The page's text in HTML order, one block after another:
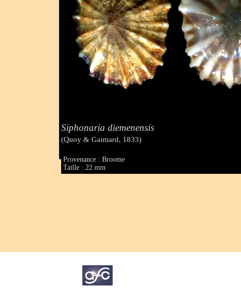
Siphonaria diemenensis
(Quoy & Gaimard, 1833)
Provenance : Broome
Taille : 22 mm